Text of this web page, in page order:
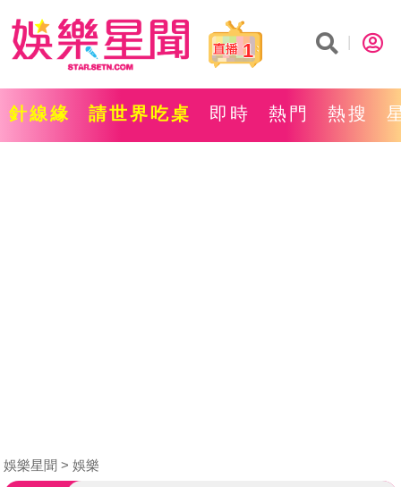
1
針線緣 請世界吃桌 即時 熱門 熱搜
娛樂星聞 娛樂